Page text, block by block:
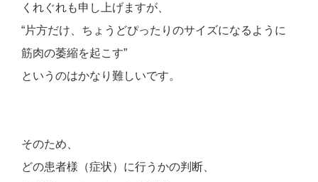
くれぐれも申し上げますが、
“片方だけ、ちょうどぴったりのサイズになるように
筋肉の萎縮を起こす”
というのはかなり難しいです。
そのため、
どの患者様（症状）に行うかの判断、